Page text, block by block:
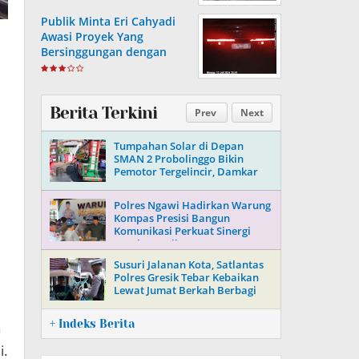
Publik Minta Eri Cahyadi
Awasi Proyek Yang
Bersinggungan dengan
Aset Telkom di Surabaya
Prev Next
Berita Terkini
Tumpahan Solar di Depan
SMAN 2 Probolinggo Bikin
Pemotor Tergelincir, Damkar
Polres Ngawi Hadirkan Warung
Kompas Presisi Bangun
Komunikasi Perkuat Sinergi
untuk Kamtibmas
Susuri Jalanan Kota, Satlantas
Polres Gresik Tebar Kebaikan
Lewat Jumat Berkah Berbagi
+ Indeks Berita